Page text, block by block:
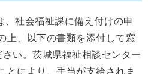
社会福祉課に備え付けの申
上、以下の書類を添付して窓
い。茨城県福祉相談センター
とにより、手当が支給されま